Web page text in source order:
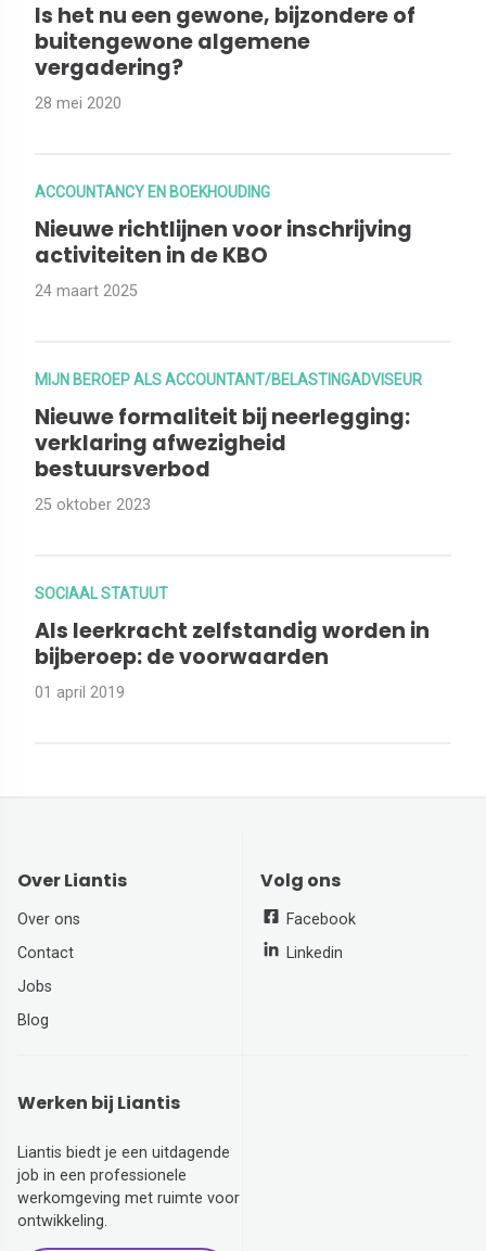
Is het nu een gewone, bijzondere of
buitengewone algemene
vergadering?
28 mei 2020
ACCOUNTANCY EN BOEKHOUDING
Nieuwe richtlijnen voor inschrijving
activiteiten in de KBO
24 maart 2025
MIJN BEROEP ALS ACCOUNTANT/BELASTINGADVISEUR
Nieuwe formaliteit bij neerlegging:
verklaring afwezigheid
bestuursverbod
25 oktober 2023
SOCIAAL STATUUT
Als leerkracht zelfstandig worden in
bijberoep: de voorwaarden
01 april 2019
Over Liantis
Over ons
Contact
Jobs
Blog
Volg ons
Facebook
Linkedin
Werken bij Liantis
Liantis biedt je een uitdagende
job in een professionele
werkomgeving met ruimte voor
ontwikkeling.